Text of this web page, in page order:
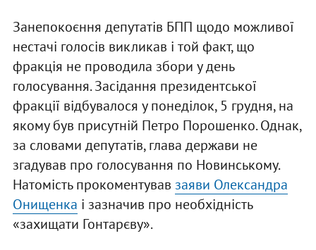
Занепокоєння депутатів БПП щодо можливої
нестачі голосів викликав і той факт, що
фракція не проводила збори у день
голосування. Засідання президентської
фракції відбувалося у понеділок, 5 грудня, на
якому був присутній Петро Порошенко. Однак,
за словами депутатів, глава держави не
згадував про голосування по Новинському.
Натомість прокоментував заяви Олександра
Онищенка і зазначив про необхідність
«захищати Гонтарєву».